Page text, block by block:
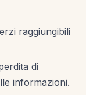
raggiungibili
di
informazioni.